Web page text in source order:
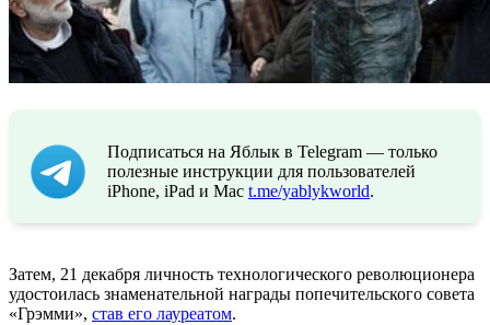
Подписаться на Яблык в Telegram — только
полезные инструкции для пользователей
iPhone, iPad и Mac t.me/yablykworld.
Затем, 21 декабря личность технологического революционера
удостоилась знаменательной награды попечительского совета
«Грэмми», став его лауреатом.